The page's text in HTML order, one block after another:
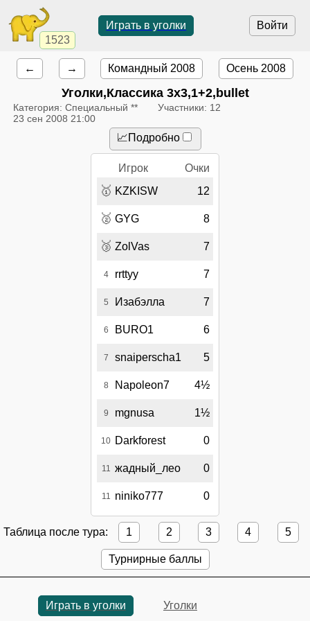
1523
Войти
Играть в уголки
← → Командный 2008 Осень 2008
Уголки,Классика 3x3,1+2,bullet
Категория: Специальный **
Участники: 12
23 сен 2008 21:00
📈Подробно
Игрок Очки
🥇 KZKISW 12
🥈 GYG 8
🥉 ZolVas 7
4 rrttyy 7
5 Изабэлла 7
6 BURO1 6
7 snaiperscha1 5
8 Napoleon7 4½
9 mgnusa 1½
10 Darkforest 0
11 жадный_лео 0
11 niniko777 0
Таблица после тура: 1 2 3 4 5
Турнирные баллы
Играть в уголки Уголки